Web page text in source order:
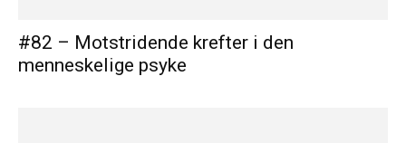
#82 – Motstridende krefter i den
menneskelige psyke